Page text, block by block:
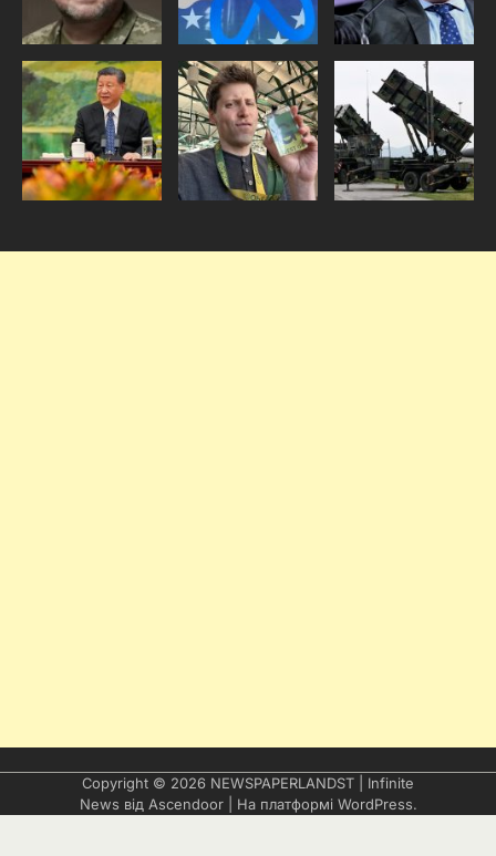
Copyright © 2026 NEWSPAPERLANDST | Infinite
News від Ascendoor| На платформі WordPress.